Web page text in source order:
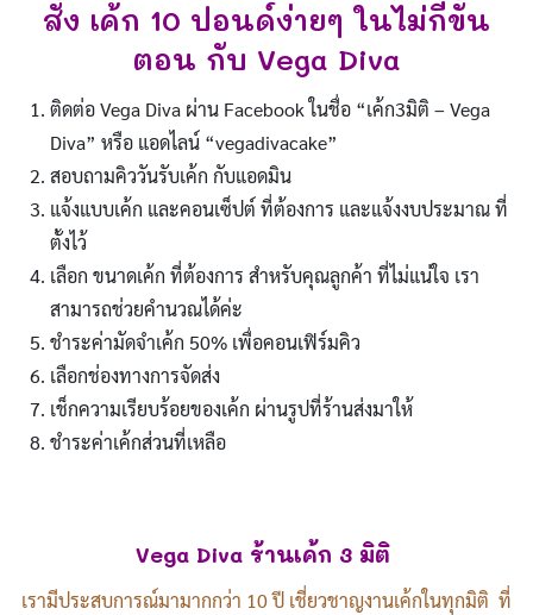
สั่ง เค้ก 10 ปอนด์ง่ายๆ ในไม่กี่ขั้น
ตอน กับ Vega Diva
ติดต่อ Vega Diva ผ่าน Facebook ในชื่อ “เค้ก3มิติ – Vega
Diva” หรือ แอดไลน์ “vegadivacake”
สอบถามคิววันรับเค้ก กับแอดมิน
แจ้งแบบเค้ก และคอนเซ็ปต์ ที่ต้องการ และแจ้งงบประมาณ ที่
ตั้งไว้
เลือก ขนาดเค้ก ที่ต้องการ สำหรับคุณลูกค้า ที่ไม่แน่ใจ เรา
สามารถช่วยคำนวณได้ค่ะ
ชำระค่ามัดจำเค้ก 50% เพื่อคอนเฟิร์มคิว
เลือกช่องทางการจัดส่ง
เช็กความเรียบร้อยของเค้ก ผ่านรูปที่ร้านส่งมาให้
ชำระค่าเค้กส่วนที่เหลือ
Vega Diva ร้านเค้ก 3 มิติ
เรามีประสบการณ์มามากกว่า 10 ปี เชี่ยวชาญงานเค้กในทุกมิติ ที่